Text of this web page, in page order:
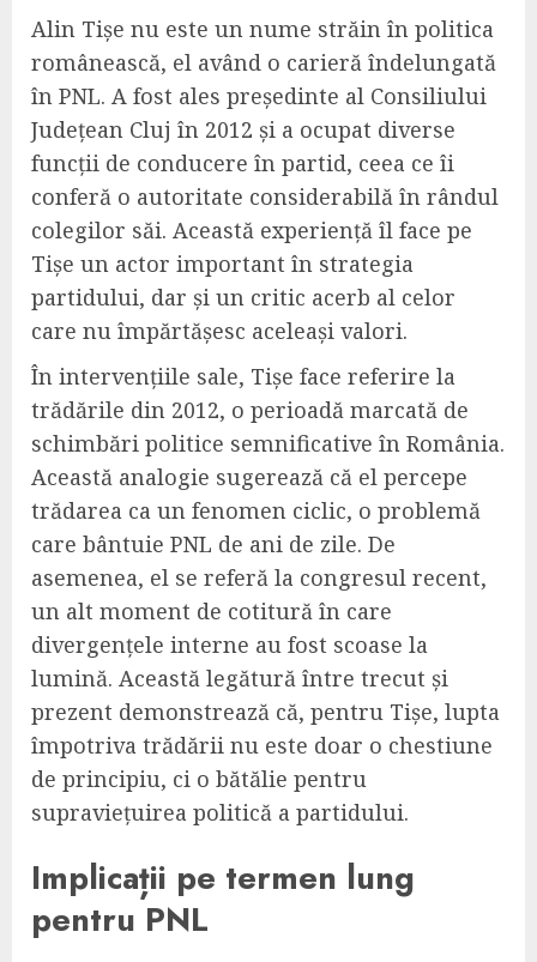
Alin Tișe nu este un nume străin în politica
românească, el având o carieră îndelungată
în PNL. A fost ales președinte al Consiliului
Județean Cluj în 2012 și a ocupat diverse
funcții de conducere în partid, ceea ce îi
conferă o autoritate considerabilă în rândul
colegilor săi. Această experiență îl face pe
Tișe un actor important în strategia
partidului, dar și un critic acerb al celor
care nu împărtășesc aceleași valori.
În intervențiile sale, Tișe face referire la
trădările din 2012, o perioadă marcată de
schimbări politice semnificative în România.
Această analogie sugerează că el percepe
trădarea ca un fenomen ciclic, o problemă
care bântuie PNL de ani de zile. De
asemenea, el se referă la congresul recent,
un alt moment de cotitură în care
divergențele interne au fost scoase la
lumină. Această legătură între trecut și
prezent demonstrează că, pentru Tișe, lupta
împotriva trădării nu este doar o chestiune
de principiu, ci o bătălie pentru
supraviețuirea politică a partidului.
Implicații pe termen lung
pentru PNL